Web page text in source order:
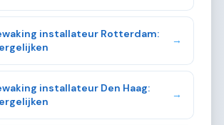
installateur Rotterdam:
→
installateur Den Haag:
→